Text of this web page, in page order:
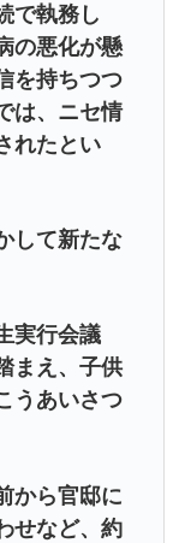
で執務し
の悪化が懸
を持ちつつ
は、ニセ情
れたとい
して新たな
実行会議
まえ、子供
うあいさつ
から官邸に
せなど、約